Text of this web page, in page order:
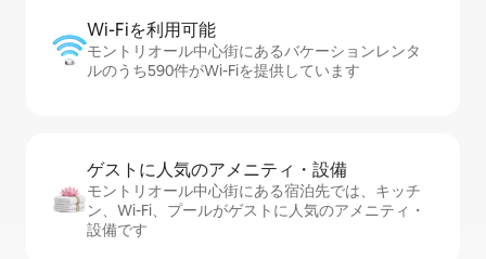
Wi-Fiを利⁠用⁠可⁠能
モントリオール中心街にあるバケーションレンタ
ルのうち590件がWi-Fiを提供しています
ゲストに人⁠気⁠のア⁠メ⁠ニ⁠テ⁠ィ・設⁠備
モントリオール中心街にある宿泊先では、キッチ
ン、Wi-Fi、プールがゲストに人気のアメニティ・
設備です